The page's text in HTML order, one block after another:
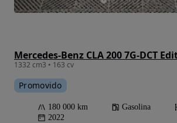
1332 cm3 • 163 cv
Promovido
180 000 km Gasolina
2022